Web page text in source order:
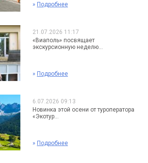
» Подробнее
21.07.2026 11:17
«Виаполь» посвящает
экскурсионную неделю...
» Подробнее
6.07.2026 09:13
Новинка этой осени от туроператора
«Экотур...
» Подробнее